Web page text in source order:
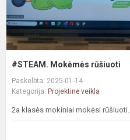
#STEAM. Mokėmės rūšiuoti
Paskelbta: 2025-01-14
Kategorija: Projektinė veikla
2a klasės mokiniai mokėsi rūšiuoti.